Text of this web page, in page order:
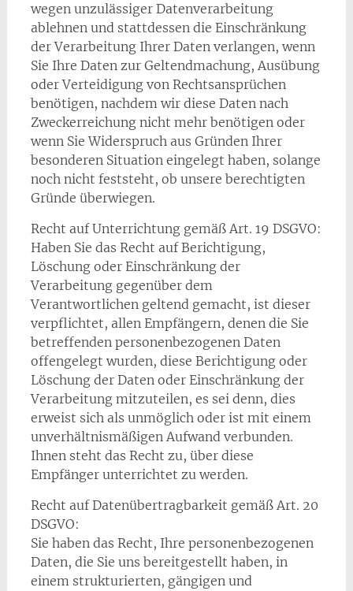
wegen unzulässiger Datenverarbeitung
ablehnen und stattdessen die Einschränkung
der Verarbeitung Ihrer Daten verlangen, wenn
Sie Ihre Daten zur Geltendmachung, Ausübung
oder Verteidigung von Rechtsansprüchen
benötigen, nachdem wir diese Daten nach
Zweckerreichung nicht mehr benötigen oder
wenn Sie Widerspruch aus Gründen Ihrer
besonderen Situation eingelegt haben, solange
noch nicht feststeht, ob unsere berechtigten
Gründe überwiegen.
Recht auf Unterrichtung gemäß Art. 19 DSGVO:
Haben Sie das Recht auf Berichtigung,
Löschung oder Einschränkung der
Verarbeitung gegenüber dem
Verantwortlichen geltend gemacht, ist dieser
verpflichtet, allen Empfängern, denen die Sie
betreffenden personenbezogenen Daten
offengelegt wurden, diese Berichtigung oder
Löschung der Daten oder Einschränkung der
Verarbeitung mitzuteilen, es sei denn, dies
erweist sich als unmöglich oder ist mit einem
unverhältnismäßigen Aufwand verbunden.
Ihnen steht das Recht zu, über diese
Empfänger unterrichtet zu werden.
Recht auf Datenübertragbarkeit gemäß Art. 20
DSGVO:
Sie haben das Recht, Ihre personenbezogenen
Daten, die Sie uns bereitgestellt haben, in
einem strukturierten, gängigen und